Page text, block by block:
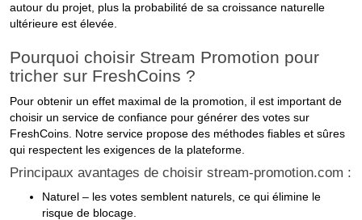
autour du projet, plus la probabilité de sa croissance naturelle
ultérieure est élevée.
Pourquoi choisir Stream Promotion pour
tricher sur FreshCoins ?
Pour obtenir un effet maximal de la promotion, il est important de
choisir un service de confiance pour générer des votes sur
FreshCoins. Notre service propose des méthodes fiables et sûres
qui respectent les exigences de la plateforme.
Principaux avantages de choisir stream-promotion.com :
Naturel – les votes semblent naturels, ce qui élimine le
risque de blocage.